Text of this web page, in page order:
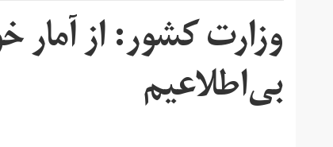
وزارت کشور: از
بی‌اطلاعیم